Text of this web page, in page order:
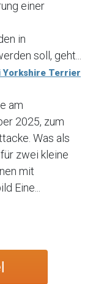
einer
in
soll, geht...
Yorkshire Terrier
am
2025, zum
Was als
zwei kleine
mit
Eine...